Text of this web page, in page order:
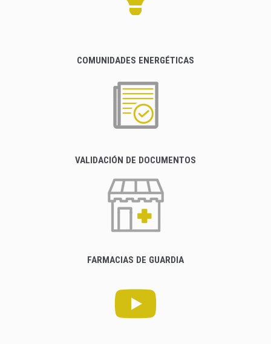
COMUNIDADES ENERGÉTICAS
VALIDACIÓN DE DOCUMENTOS
FARMACIAS DE GUARDIA